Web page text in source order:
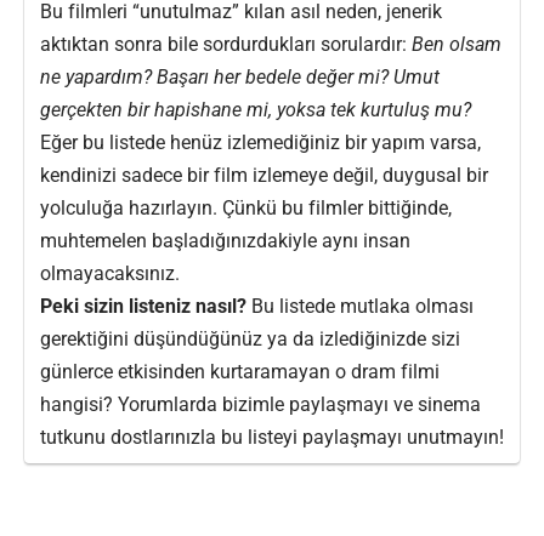
Bu filmleri “unutulmaz” kılan asıl neden, jenerik
aktıktan sonra bile sordurdukları sorulardır: Ben olsam
ne yapardım? Başarı her bedele değer mi? Umut
gerçekten bir hapishane mi, yoksa tek kurtuluş mu?
Eğer bu listede henüz izlemediğiniz bir yapım varsa,
kendinizi sadece bir film izlemeye değil, duygusal bir
yolculuğa hazırlayın. Çünkü bu filmler bittiğinde,
muhtemelen başladığınızdakiyle aynı insan
olmayacaksınız.
Peki sizin listeniz nasıl?Bu listede mutlaka olması
gerektiğini düşündüğünüz ya da izlediğinizde sizi
günlerce etkisinden kurtaramayan o dram filmi
hangisi? Yorumlarda bizimle paylaşmayı ve sinema
tutkunu dostlarınızla bu listeyi paylaşmayı unutmayın!